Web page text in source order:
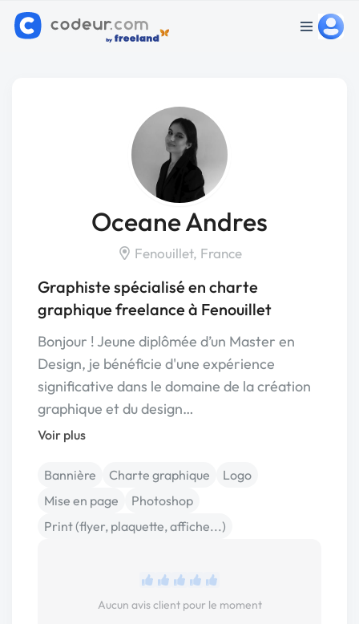
Oceane Andres
Fenouillet, France
Graphiste spécialisé en charte
graphique freelance à Fenouillet
Bonjour ! Jeune diplômée d’un Master en
Design, je bénéficie d'une expérience
significative dans le domaine de la création
graphique et du design…
Voir plus
Bannière Charte graphique
Logo
Mise en page
Photoshop
Print (flyer, plaquette, affiche...)
Aucun avis client pour le moment